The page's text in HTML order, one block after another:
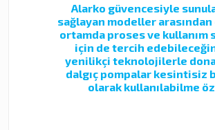
Alarko güvencesiyle
sağlayan modeller
ortamda proses ve kullanım
için de tercih
yenilikçi teknolojilerle
dalgıç pompalar kesintisiz
olarak kullanılabilme